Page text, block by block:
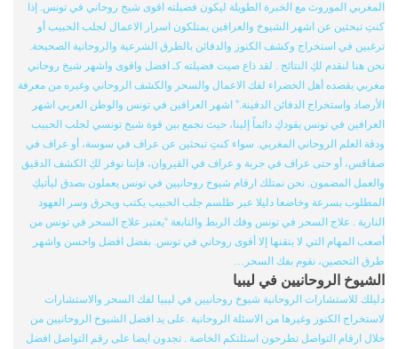
المغربي الموروث مع الخبرة الطويلة ليكون فضيلته اقوى شيخ روحاني في تونس. إذا
كنتِ تبحثين عن اشهر الشيوخ والعرافين يمتلكون اسرار الاعمال لجلب الحبيب أو
ترغبين في استخراج وكشف الكنوز والدفائن بالطرق الشرعية والروحانية الصحيحة.
نحن هنا لنقدم لكِ النتائج . لقد ذاع صيت فضيلته كـ افضل واقوى واشهر شيخ روحاني
مغربي يقصده أهل الخضراء لفك الاعمال والسحر والكشف الروحاني وغيره من معرفة
الأرصاد واستخراج الدفائن الدفينة.” اشهر العرافين في تونس والوطن العربي اشهر
العرافين في تونس يقودكِ دائماً إلينا، حيث نجمع بين قوة شيخ تونسي لجلب الحبيب
ودقة العلم الروحاني المغربي. سواء كنتِ تبحثين عن عراف في سوسة، أو عراف في
صفاقس، أو حتى عراف في جربة و عراف في القيروان، فإننا نوفر لكِ الكشف الدقيق
والعمل المضمون. نحن نمتلك ارقام شيوخ روحانيين في تونس يعملون بصدق ليأتيكِ
المطلوب بسرعة وخاضعا دليلا عبر طلسم جلب الحبيب يكتب ويحرق وسر العهود
النارية . علاج السحر في تونس وفك الربط والتابعة “يعتبر علاج السحر في تونس من
أصعب المهام التي لا يتقنها إلا أقوى روحاني في تونس. بفضل افضل واحسن واشهر
طرق التحصين، نقوم بفك السحر…
الشيوخ الروحانيين في ليبيا
دليلك للاستشارات الروحانية شيوخ روحانيين في ليبيا لفك السحر والاستشارات
لاستخراج الكنوز وغيرها من الاسئلة الروحانية .على يد افضل الشيوخ الروحانيين من
خلال ارقام التواصل تطرحون اسئلتكم الخاصة . تجدون ايضا على رقم التواصل افضل